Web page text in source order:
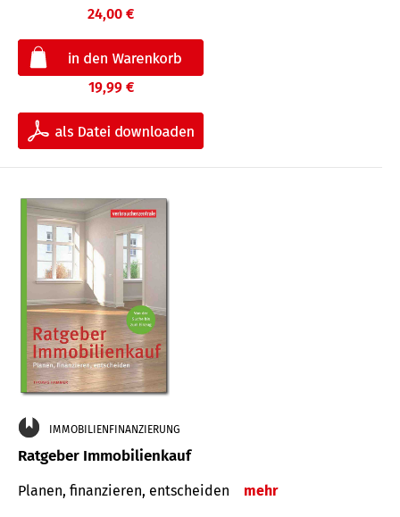
24,00 €
19,99 €
IMMOBILIENFINANZIERUNG
Ratgeber Immobilienkauf
Planen, finanzieren, entscheiden mehr